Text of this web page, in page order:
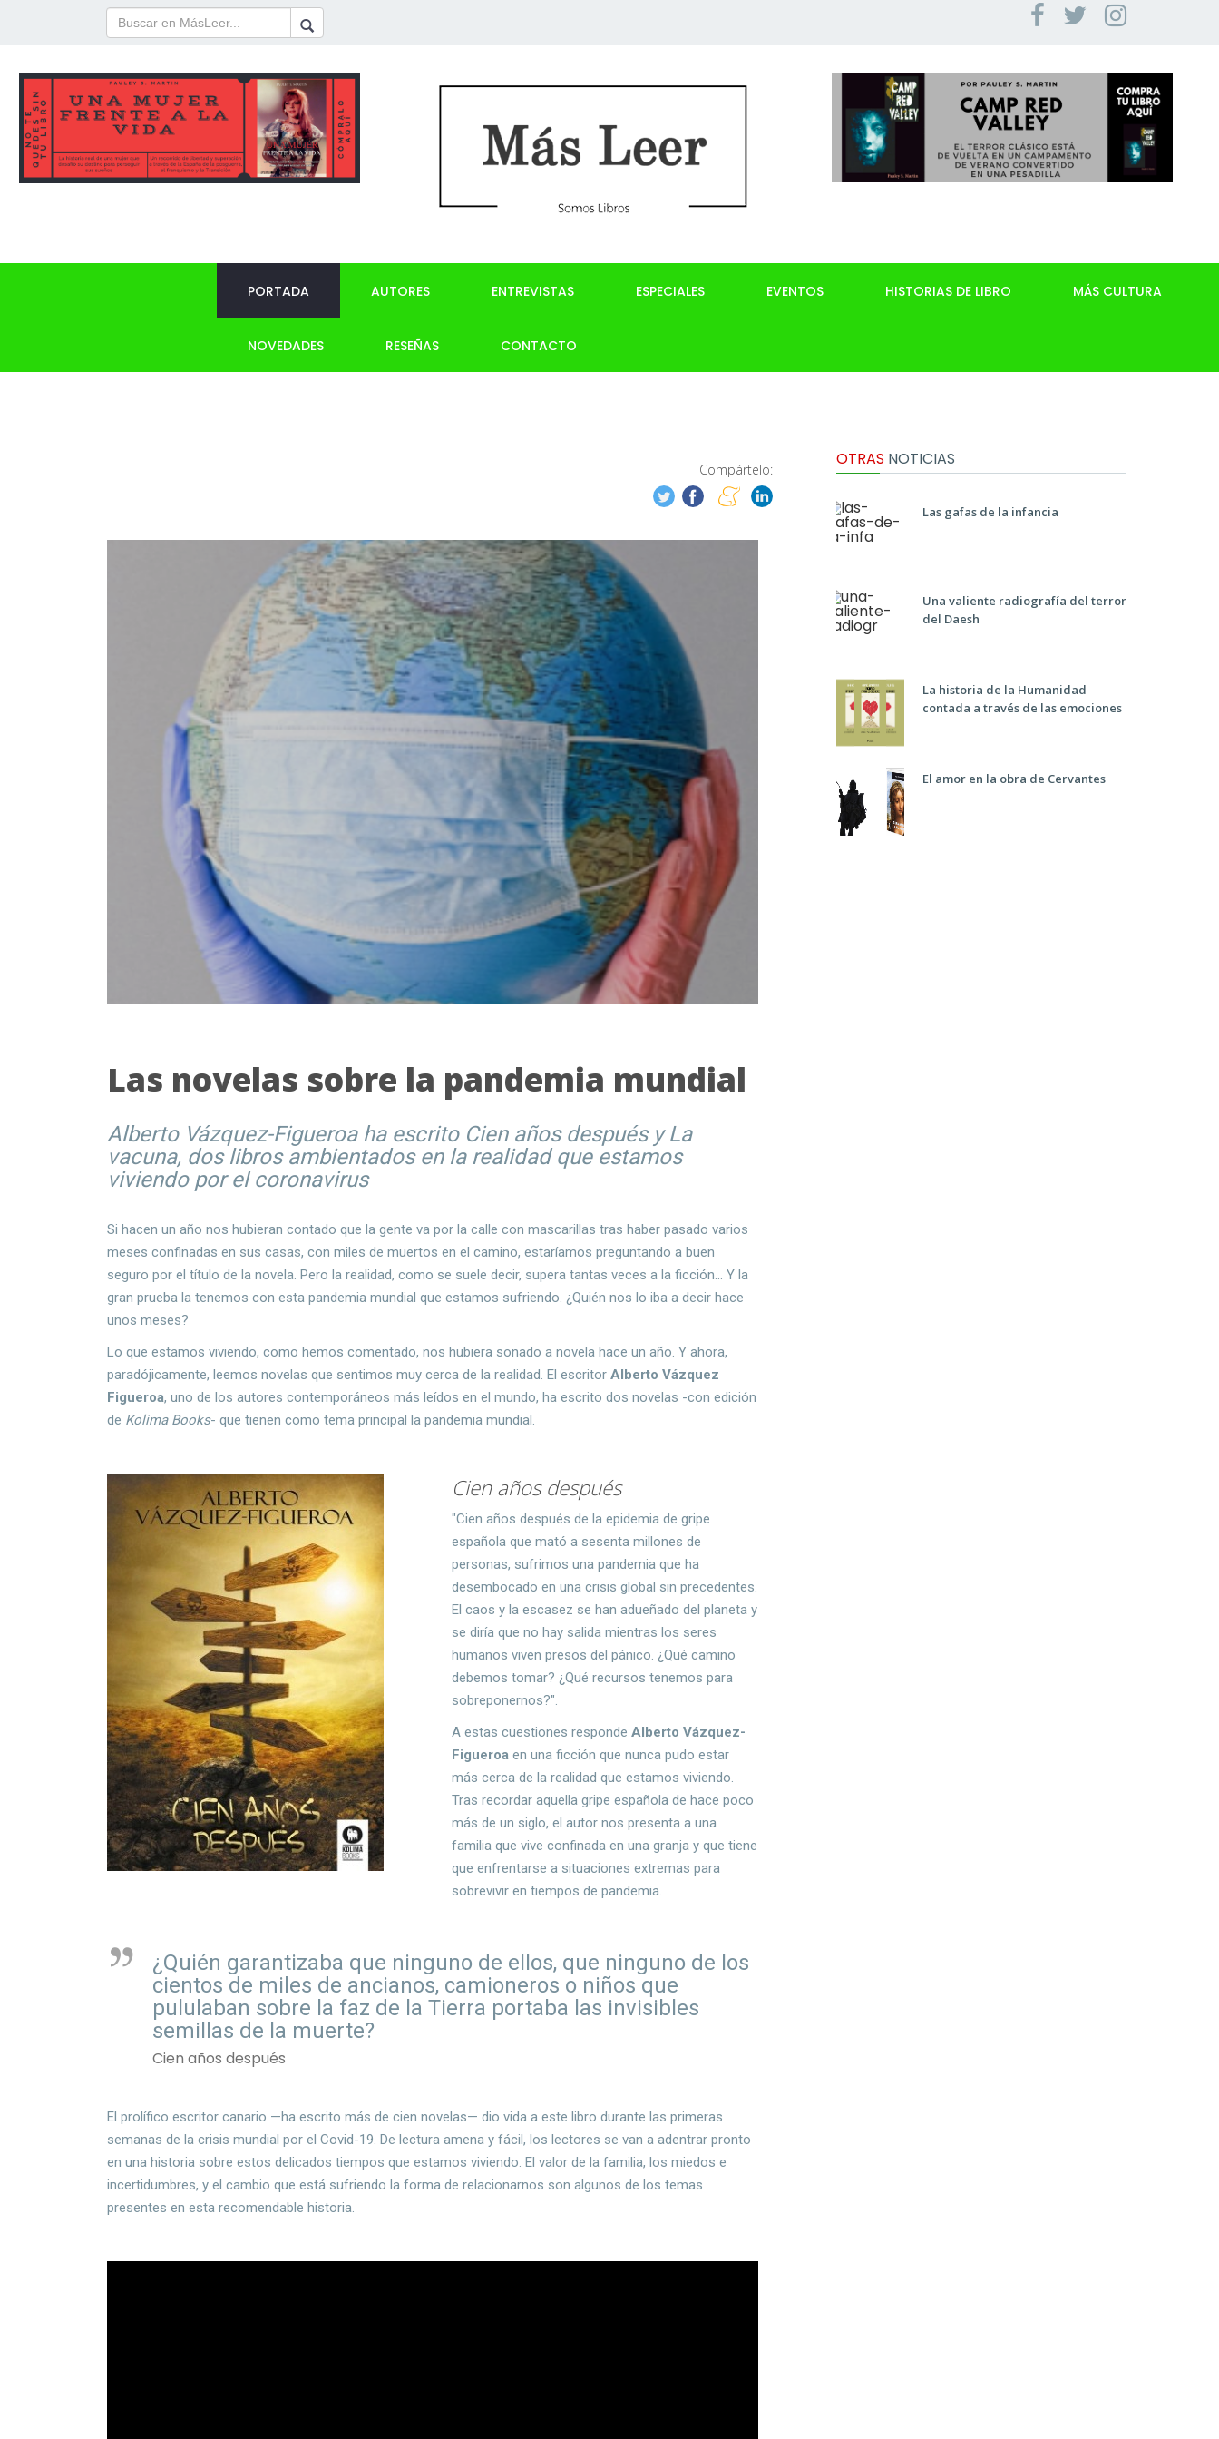
PORTADA AUTORES ENTREVISTAS ESPECIALES EVENTOS HISTORIAS DE LIBRO MÁS CULTURA
NOVEDADES RESEÑAS CONTACTO
Compártelo:
Las novelas sobre la pandemia mundial
Alberto Vázquez-Figueroa ha escrito Cien años después y La
vacuna, dos libros ambientados en la realidad que estamos
viviendo por el coronavirus
Si hacen un año nos hubieran contado que la gente va por la calle con mascarillas tras haber pasado varios
meses confinadas en sus casas, con miles de muertos en el camino, estaríamos preguntando a buen
seguro por el título de la novela. Pero la realidad, como se suele decir, supera tantas veces a la ficción... Y la
gran prueba la tenemos con esta pandemia mundial que estamos sufriendo. ¿Quién nos lo iba a decir hace
unos meses?
Lo que estamos viviendo, como hemos comentado, nos hubiera sonado a novela hace un año. Y ahora,
paradójicamente, leemos novelas que sentimos muy cerca de la realidad. El escritorAlberto Vázquez
Figueroa, uno de los autores contemporáneos más leídos en el mundo, ha escrito dos novelas -con edición
de Kolima Books- que tienen como tema principal la pandemia mundial.
Cien años después
"Cien años después de la epidemia de gripe
española que mató a sesenta millones de
personas, sufrimos una pandemia que ha
desembocado en una crisis global sin precedentes.
El caos y la escasez se han adueñado del planeta y
se diría que no hay salida mientras los seres
humanos viven presos del pánico. ¿Qué camino
debemos tomar? ¿Qué recursos tenemos para
sobreponernos?".
A estas cuestiones respondeAlberto Vázquez-
Figueroa en una ficción que nunca pudo estar
más cerca de la realidad que estamos viviendo.
Tras recordar aquella gripe española de hace poco
más de un siglo, el autor nos presenta a una
familia que vive confinada en una granja y que tiene
que enfrentarse a situaciones extremas para
sobrevivir en tiempos de pandemia.
¿Quién garantizaba que ninguno de ellos, que ninguno de los
cientos de miles de ancianos, camioneros o niños que
pululaban sobre la faz de la Tierra portaba las invisibles
semillas de la muerte?
Cien años después
El prolífico escritor canario —ha escrito más de cien novelas— dio vida a este libro durante las primeras
semanas de la crisis mundial por el Covid-19. De lectura amena y fácil, los lectores se van a adentrar pronto
en una historia sobre estos delicados tiempos que estamos viviendo. El valor de la familia, los miedos e
incertidumbres, y el cambio que está sufriendo la forma de relacionarnos son algunos de los temas
presentes en esta recomendable historia.
OTRAS NOTICIAS
Las gafas de la infancia
Una valiente radiografía del terror
del Daesh
La historia de la Humanidad
contada a través de las emociones
El amor en la obra de Cervantes